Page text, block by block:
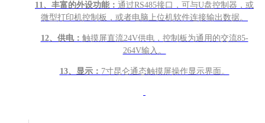
11、丰富的外设功能： 通过RS485接口，可与U盘控制器，或
微型打印机控制板，或者电脑上位机软件连接输出数据。
12、供电： 触摸屏直流24V供电，控制板为通用的交流85-
264V输入。
13、显示： 7寸昆仑通态触摸屏操作显示界面。